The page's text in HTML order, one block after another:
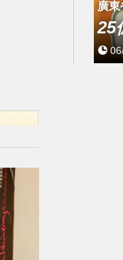
廣東
25